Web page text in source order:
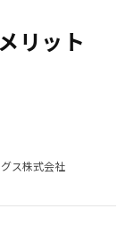
リット
ス株式会社